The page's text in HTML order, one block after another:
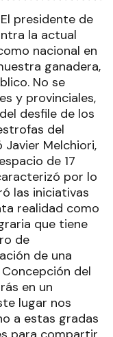
presidente de
la actual
nacional en
ganadera,
No se
y provinciales,
desfile de los
del
Javier Melchiori,
de 17
por lo
las iniciativas
realidad como
que tiene
de
de una
del
en un
lugar nos
a estas gradas